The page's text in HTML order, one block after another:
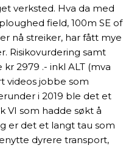
verksted. Hva da med
field, 100m SE of
nå streiker, har fått mye
Risikovurdering samt
2979 .- inkl ALT (mva
videos jobbe som
i 2019 ble det et
VI som hadde søkt å
er det et langt tau som
dyrere transport,